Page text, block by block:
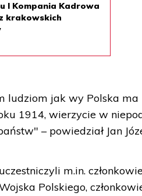
I Kompania Kadrowa
krakowskich
ludziom jak wy Polska ma
1914, wierzycie w
– powiedział Jan
m.in.
Polskiego,